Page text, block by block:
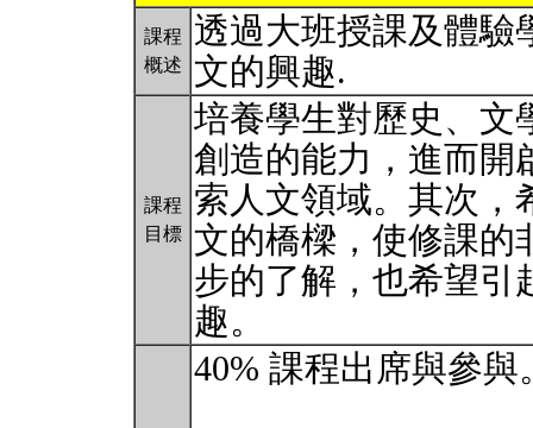
課程
概述
透過大班授課及體驗
文的興趣.
課程
目標
培養學生對歷史、文
創造的能力，進而開
索人文領域。其次，
文的橋樑，使修課的
步的了解，也希望引
趣。
40% 課程出席與參與